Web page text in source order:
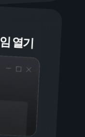
열기